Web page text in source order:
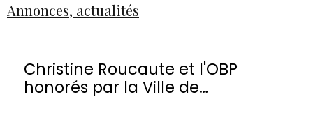
Annonces, actualités
Christine Roucaute et l'OBP
honorés par la Ville de